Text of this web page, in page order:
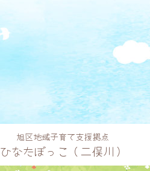
旭区地域子育て支援拠点
ひなたぼっこ（二俣川）